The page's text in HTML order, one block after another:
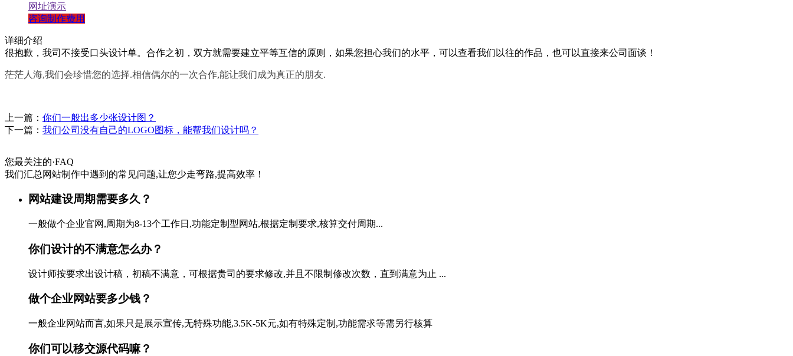
网址演示
咨询制作费用
详细介绍
很抱歉，我司不接受口头设计单。合作之初，双方就需要建立平等互信的原则，如果您担心我们的水平，可以查看我们以往的作品，也可以直接来公司面谈！
茫茫人海,我们会珍惜您的选择.相信偶尔的一次合作,能让我们成为真正的朋友.
上一篇： 你们一般出多少张设计图？
下一篇： 我们公司没有自己的LOGO图标，能帮我们设计吗？
您最关注的·FAQ
我们汇总网站制作中遇到的常见问题,让您少走弯路,提高效率！
网站建设周期需要多久？
一般做个企业官网,周期为8-13个工作日,功能定制型网站,根据定制要求,核算交付周期...
你们设计的不满意怎么办？
设计师按要求出设计稿，初稿不满意，可根据贵司的要求修改,并且不限制修改次数，直到满意为止 ...
做个企业网站要多少钱？
一般企业网站而言,如果只是展示宣传,无特殊功能,3.5K-5K元,如有特殊定制,功能需求等需另行核算
你们可以移交源代码嘛？